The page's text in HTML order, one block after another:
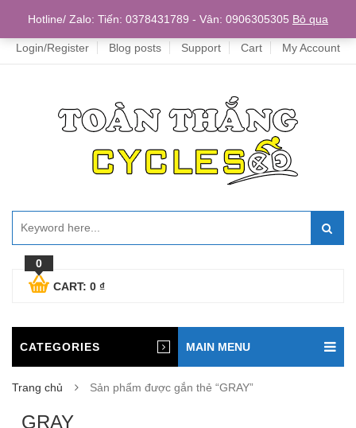
Home
Login/Register Blog posts Support Cart My Account
0
CART: 0 ₫
CATEGORIES MAIN MENU
Trang chủ Sản phẩm được gắn thẻ “GRAY”
GRAY
Hotline/ Zalo: Tiến: 0378431789 - Vân: 0906305305 Bỏ qua